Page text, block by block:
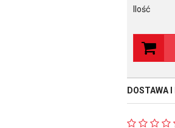
Ilość
DOSTAWA